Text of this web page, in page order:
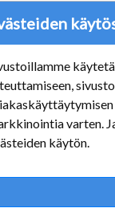
varten.
käytön.